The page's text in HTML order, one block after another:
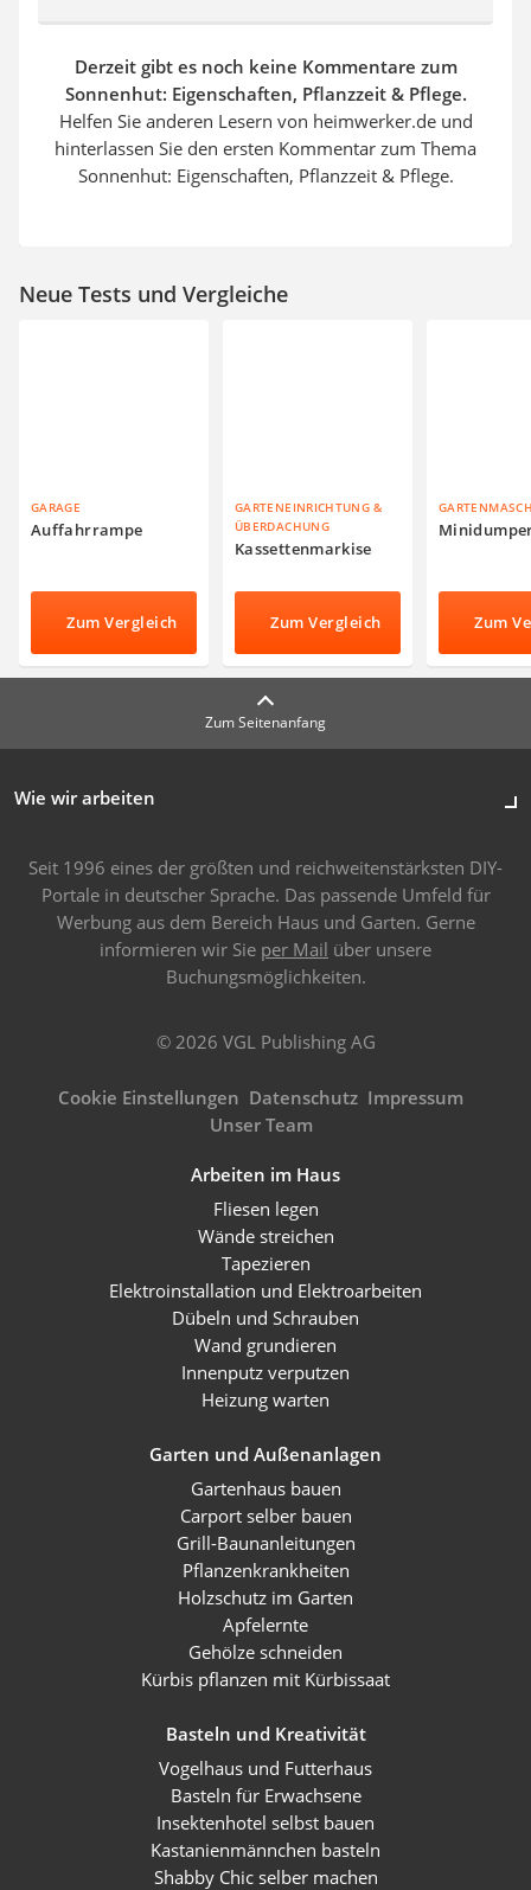
Derzeit gibt es noch keine Kommentare zum
Sonnenhut: Eigenschaften, Pflanzzeit & Pflege.
Helfen Sie anderen Lesern von heimwerker.de und
hinterlassen Sie den ersten Kommentar zum Thema
Sonnenhut: Eigenschaften, Pflanzzeit & Pflege.
Neue Tests und Vergleiche
GARAGE
Auffahrrampe
Zum Vergleich
GARTENEINRICHTUNG &
ÜBERDACHUNG
Kassettenmarkise
Zum Vergleich Zum
Zum Seitenanfang
Wie wir arbeiten
Seit 1996 eines der größten und reichweitenstärksten DIY-
Portale in deutscher Sprache. Das passende Umfeld für
Werbung aus dem Bereich Haus und Garten. Gerne
informieren wir Sie per Mail über unsere
Buchungsmöglichkeiten.
© 2026 VGL Publishing AG
Cookie Einstellungen Datenschutz Impressum
Unser Team
Arbeiten im Haus
Fliesen legen
Wände streichen
Tapezieren
Elektroinstallation und Elektroarbeiten
Dübeln und Schrauben
Wand grundieren
Innenputz verputzen
Heizung warten
Garten und Außenanlagen
Gartenhaus bauen
Carport selber bauen
Grill-Baunanleitungen
Pflanzenkrankheiten
Holzschutz im Garten
Apfelernte
Gehölze schneiden
Kürbis pflanzen mit Kürbissaat
Basteln und Kreativität
Vogelhaus und Futterhaus
Basteln für Erwachsene
Insektenhotel selbst bauen
Kastanienmännchen basteln
Shabby Chic selber machen